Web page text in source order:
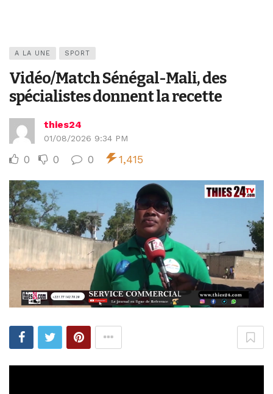
A LA UNE SPORT
Vidéo/Match Sénégal-Mali, des
spécialistes donnent la recette
thies24
01/08/2026 9:34 PM
0 0 0 1,415